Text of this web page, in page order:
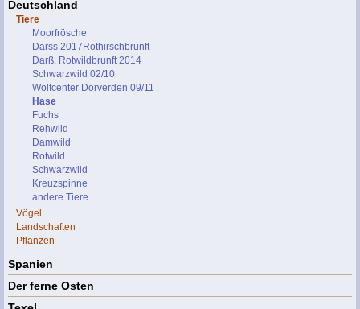
Deutschland
Tiere
Moorfrösche
Darss 2017Rothirschbrunft
Darß, Rotwildbrunft 2014
Schwarzwild 02/10
Wolfcenter Dörverden 09/11
Hase
Fuchs
Rehwild
Damwild
Rotwild
Schwarzwild
Kreuzspinne
andere Tiere
Vögel
Landschaften
Pflanzen
Spanien
Der ferne Osten